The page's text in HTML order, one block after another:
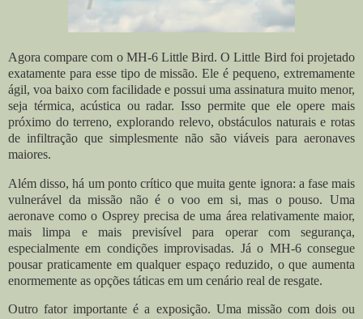
Agora compare com o MH-6 Little Bird. O Little Bird foi projetado
exatamente para esse tipo de missão. Ele é pequeno, extremamente
ágil, voa baixo com facilidade e possui uma assinatura muito menor,
seja térmica, acústica ou radar. Isso permite que ele opere mais
próximo do terreno, explorando relevo, obstáculos naturais e rotas
de infiltração que simplesmente não são viáveis para aeronaves
maiores.
Além disso, há um ponto crítico que muita gente ignora: a fase mais
vulnerável da missão não é o voo em si, mas o pouso. Uma
aeronave como o Osprey precisa de uma área relativamente maior,
mais limpa e mais previsível para operar com segurança,
especialmente em condições improvisadas. Já o MH-6 consegue
pousar praticamente em qualquer espaço reduzido, o que aumenta
enormemente as opções táticas em um cenário real de resgate.
Outro fator importante é a exposição. Uma missão com dois ou